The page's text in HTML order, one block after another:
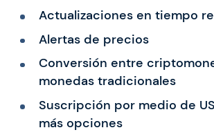
Actualizaciones en tiempo
Alertas de precios
Conversión entre
monedas tradicionales
Suscripción por medio de
más opciones